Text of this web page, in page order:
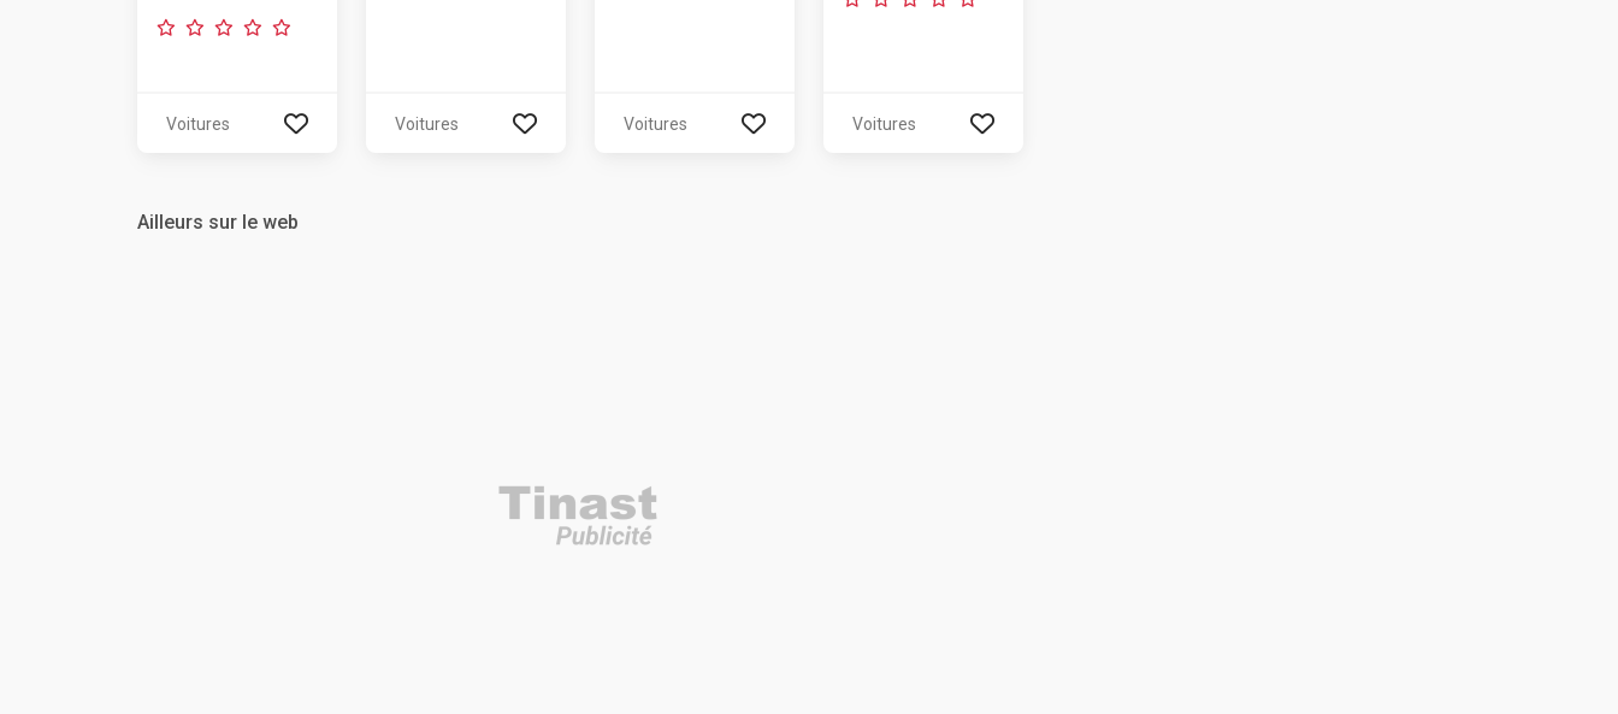
Voitures Voitures Voitures Voitures
Ailleurs sur le web